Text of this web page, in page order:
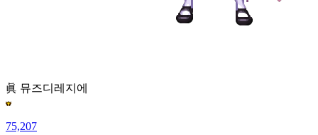
眞 뮤즈디레지에
75,207